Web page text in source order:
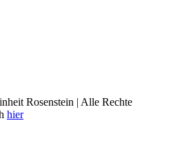
Rosenstein | Alle Rechte
hier